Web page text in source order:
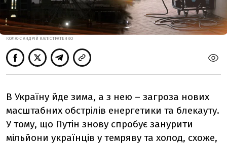
КОЛАЖ: АНДРІЙ КАЛІСТРАТЕНКО
В Україну йде зима, а з нею – загроза нових
масштабних обстрілів енергетики та блекауту.
У тому, що Путін знову спробує занурити
мільйони українців у темряву та холод, схоже,